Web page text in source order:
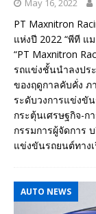
May 16, 2022
PT Maxnitron
แห่งปี 2022 “พีที แ
“PT Maxnitron
รถแข่งชั้นนำลงปร
ของฤดูกาลคับคั่ง ภ
ระดับวงการแข่งขั
กระตุ้นเศรษฐกิจ-ก
กรรมการผู้จัดการ
แข่งขันรถยนต์ทาง
AUTO NEWS